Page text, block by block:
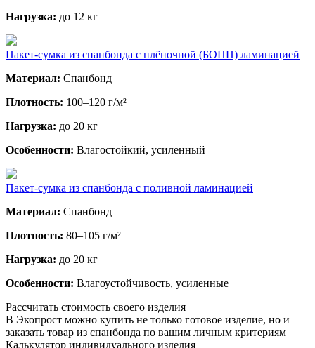
Нагрузка: до 12 кг
Пакет-сумка из спанбонда с плёночной (БОПП) ламинацией
Материал: Спанбонд
Плотность: 100–120 г/м²
Нагрузка: до 20 кг
Особенности: Влагостойкий, усиленный
Пакет-сумка из спанбонда с поливной ламинацией
Материал: Спанбонд
Плотность: 80–105 г/м²
Нагрузка: до 20 кг
Особенности: Влагоустойчивость, усиленные
Рассчитать стоимость своего изделия
В Экопрост можно купить не только готовое изделие, но и
заказать товар из спанбонда по вашим личным критериям
Калькулятор индивидуального изделия